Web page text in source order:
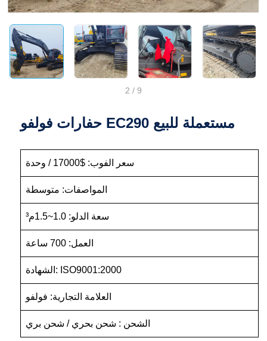
2 / 9
حفارات فولفو EC290 مستعملة للبيع
سعر الفوب: $17000 / وحدة
المواصفات: متوسطة
سعة الدلو: 1.0~1.5م³
العمل: 700 ساعة
الشهادة: ISO9001:2000
العلامة التجارية: فولفو
الشحن : شحن بحري / شحن بري